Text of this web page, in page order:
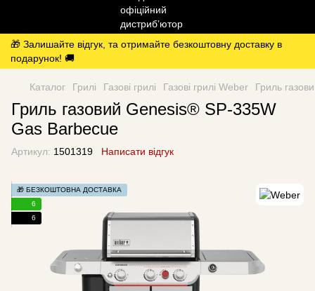
🎁 Залишайте відгук, та отримайте безкоштовну доставку в
подарунок! 🚚
Каталог Грилі Газові грилі Газові грилі Weber Гриль
Гриль газовий Genesis® SP-335W
Gas Barbecue
Артикул: 1501319 Написати відгук
🎁 БЕЗКОШТОВНА ДОСТАВКА
6
6